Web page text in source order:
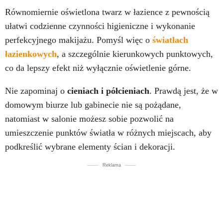
Równomiernie oświetlona twarz w łazience z pewnością
ułatwi codzienne czynności higieniczne i wykonanie
perfekcyjnego makijażu. Pomyśl więc o światłach
łazienkowych, a szczególnie kierunkowych punktowych,
co da lepszy efekt niż wyłącznie oświetlenie górne.
Nie zapominaj o cieniach i półcieniach. Prawdą jest, że w
domowym biurze lub gabinecie nie są pożądane,
natomiast w salonie możesz sobie pozwolić na
umieszczenie punktów światła w różnych miejscach, aby
podkreślić wybrane elementy ścian i dekoracji.
Reklama